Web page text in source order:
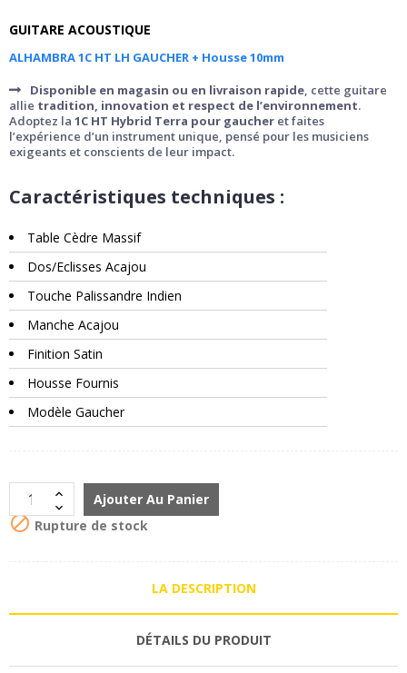
GUITARE ACOUSTIQUE
ALHAMBRA 1C HT LH GAUCHER + Housse 10mm
Disponible en magasin ou en livraison rapide, cette guitare
allie tradition, innovation et respect de l’environnement.
Adoptez la 1C HT Hybrid Terra pour gaucher et faites
l’expérience d’un instrument unique, pensé pour les musiciens
exigeants et conscients de leur impact.
Caractéristiques techniques :
Table Cèdre Massif
Dos/Eclisses Acajou
Touche Palissandre Indien
Manche Acajou
Finition Satin
Housse Fournis
Modèle Gaucher
Ajouter Au Panier
 Rupture de stock
LA DESCRIPTION
DÉTAILS DU PRODUIT